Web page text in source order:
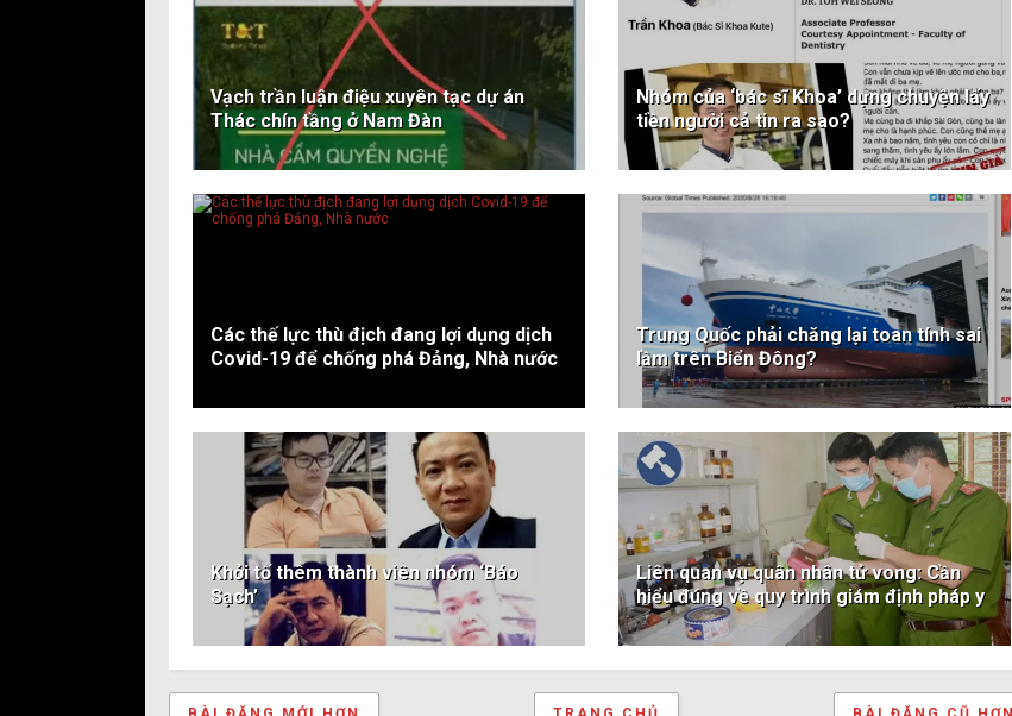
Vạch trần luận điệu xuyên tạc dự án
Thác chín tầng ở Nam Đàn
Nhóm của ‘bác sĩ Khoa’ dựng chuyện lấy
tiền người cả tin ra sao?
Các thế lực thù địch đang lợi dụng dịch
Covid-19 để chống phá Đảng, Nhà nước
Trung Quốc phải chăng lại toan tính sai
lầm trên Biển Đông?
Khởi tố thêm thành viên nhóm ‘Báo
Sạch’
Liên quan vụ quân nhân tử vong: Cần
hiểu đúng về quy trình giám định pháp y